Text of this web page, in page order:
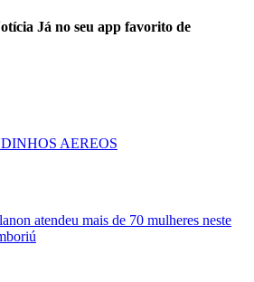
Já no seu app favorito de